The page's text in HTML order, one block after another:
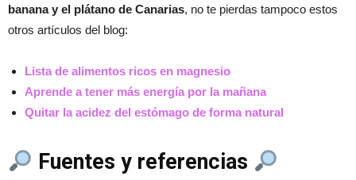
banana y el plátano de Canarias, no te pierdas tampoco estos
otros artículos del blog:
Lista de alimentos ricos en magnesio
Aprende a tener más energía por la mañana
Quitar la acidez del estómago de forma natural
Fuentes y referencias